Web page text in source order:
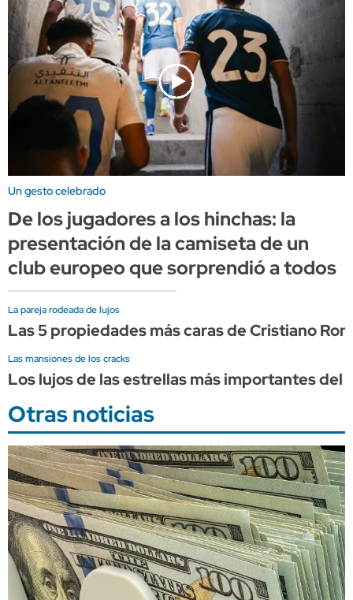
Un gesto celebrado
De los jugadores a los hinchas: la
presentación de la camiseta de un
club europeo que sorprendió a todos
La pareja rodeada de lujos
Las 5 propiedades más caras de Cristiano
Las mansiones de los cracks
Los lujos de las estrellas más importantes del
Otras noticias